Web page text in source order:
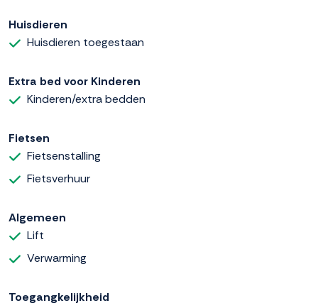
Huisdieren
Huisdieren toegestaan
Extra bed voor Kinderen
Kinderen/extra bedden
Fietsen
Fietsenstalling
Fietsverhuur
Algemeen
Lift
Verwarming
Toegangkelijkheid